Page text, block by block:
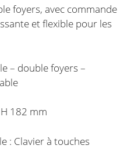
foyers, avec commande
et flexible pour les
– double foyers –
182 mm
: Clavier à touches